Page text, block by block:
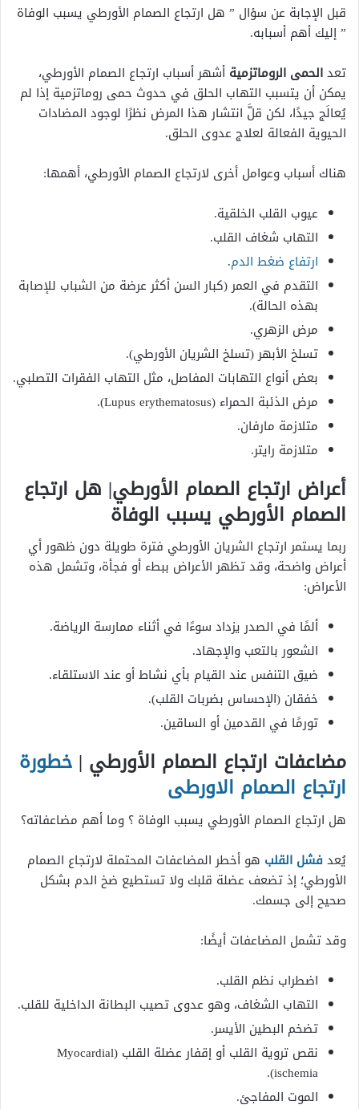
قبل الإجابة عن سؤال ” هل ارتجاع الصمام الأورطي يسبب الوفاة
” إليك أهم أسبابه.
تعدالحمى الروماتزمية أشهر أسباب ارتجاع الصمام الأورطي،
يمكن أن يتسبب التهاب الحلق في حدوث حمى روماتزمية إذا لم
يُعالَج جيدًا، لكن قلَّ انتشار هذا المرض نظرًا لوجود المضادات
الحيوية الفعالة لعلاج عدوى الحلق.
هناك أسباب وعوامل أخرى لارتجاع الصمام الأورطي، أهمها:
عيوب القلب الخلقية.
التهاب شغاف القلب.
ارتفاع ضغط الدم.
التقدم في العمر (كبار السن أكثر عرضة من الشباب للإصابة
بهذه الحالة).
مرض الزهري.
تسلخ الأبهر (تسلخ الشريان الأورطي).
بعض أنواع التهابات المفاصل، مثل التهاب الفقرات التصلبي.
مرض الذئبة الحمراء (Lupus erythematosus).
متلازمة مارفان.
متلازمة رايتر.
أعراض ارتجاع الصمام الأورطي| هل ارتجاع
الصمام الأورطي يسبب الوفاة
ربما يستمر ارتجاع الشريان الأورطي فترة طويلة دون ظهور أي
أعراض واضحة، وقد تظهر الأعراض ببطء أو فجأة، وتشمل هذه
الأعراض:
ألمًا في الصدر يزداد سوءًا في أثناء ممارسة الرياضة.
الشعور بالتعب والإجهاد.
ضيق التنفس عند القيام بأي نشاط أو عند الاستلقاء.
خفقان (الإحساس بضربات القلب).
تورمًا في القدمين أو الساقين.
مضاعفات ارتجاع الصمام الأورطي | خطورة
ارتجاع الصمام الاورطى
هل ارتجاع الصمام الأورطي يسبب الوفاة ؟ وما أهم مضاعفاته؟
يُعدفشل القلب هو أخطر المضاعفات المحتملة لارتجاع الصمام
الأورطي؛ إذ تضعف عضلة قلبك ولا تستطيع ضخ الدم بشكل
صحيح إلى جسمك.
وقد تشمل المضاعفات أيضًا:
اضطراب نظم القلب.
التهاب الشغاف، وهو عدوى تصيب البطانة الداخلية للقلب.
تضخم البطين الأيسر.
نقص تروية القلب أو إقفار عضلة القلب (Myocardial
ischemia).
الموت المفاجئ.